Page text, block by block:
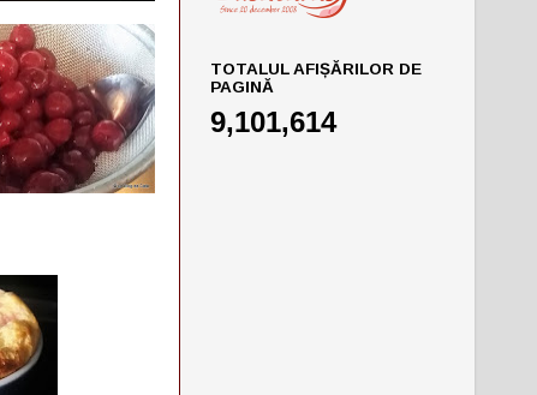
TOTALUL AFIȘĂRILOR DE
PAGINĂ
9,101,614